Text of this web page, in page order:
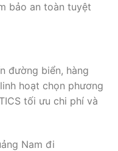
bảo an toàn tuyệt
đường biển, hàng
hoạt chọn phương
tối ưu chi phí và
Nam đi